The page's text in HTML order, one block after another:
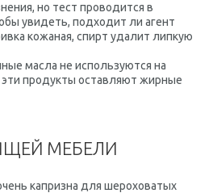
но тест проводится в
увидеть, подходит ли агент
кожаная, спирт удалит липкую
масла не используются на
эти продукты оставляют жирные
МЕБЕЛИ
капризна для шероховатых